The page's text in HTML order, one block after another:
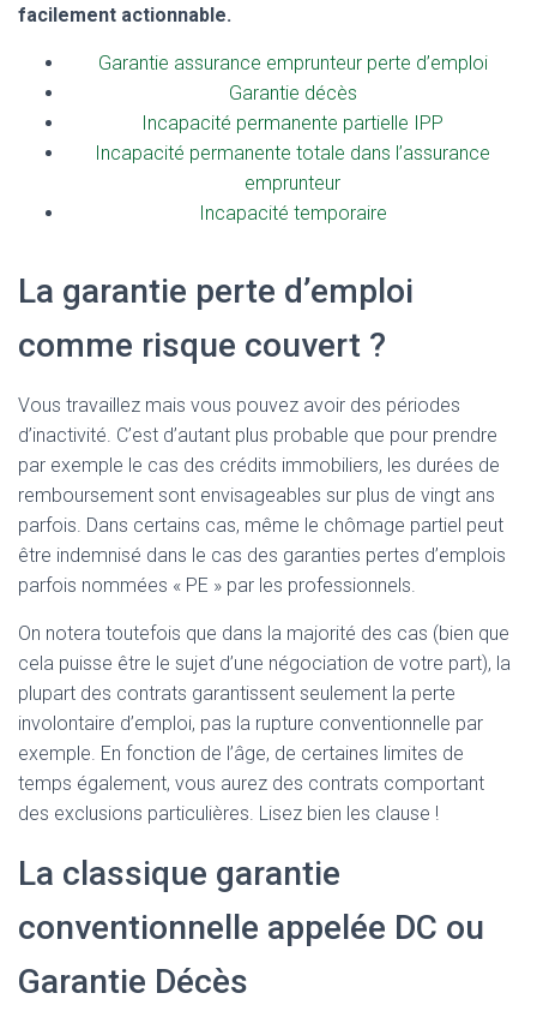
facilement actionnable.
Garantie assurance emprunteur perte d’emploi
Garantie décès
Incapacité permanente partielle IPP
Incapacité permanente totale dans l’assurance
emprunteur
Incapacité temporaire
La garantie perte d’emploi
comme risque couvert ?
Vous travaillez mais vous pouvez avoir des périodes
d’inactivité. C’est d’autant plus probable que pour prendre
par exemple le cas des crédits immobiliers, les durées de
remboursement sont envisageables sur plus de vingt ans
parfois. Dans certains cas, même le chômage partiel peut
être indemnisé dans le cas des garanties pertes d’emplois
parfois nommées « PE » par les professionnels.
On notera toutefois que dans la majorité des cas (bien que
cela puisse être le sujet d’une négociation de votre part), la
plupart des contrats garantissent seulement la perte
involontaire d’emploi, pas la rupture conventionnelle par
exemple. En fonction de l’âge, de certaines limites de
temps également, vous aurez des contrats comportant
des exclusions particulières. Lisez bien les clause !
La classique garantie
conventionnelle appelée DC ou
Garantie Décès